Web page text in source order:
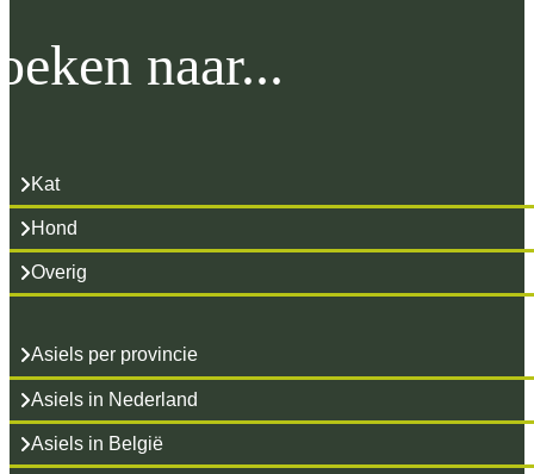
naar...
Kat
Hond
Overig
Asiels per provincie
Asiels in Nederland
Asiels in België